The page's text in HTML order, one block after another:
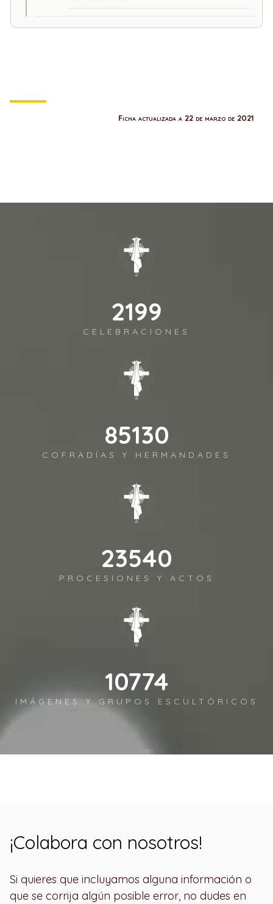
Ficha actualizada a 22 de marzo de 2021
2395
CELEBRACIONES
92697
COFRADÍAS Y HERMANDADES
25632
PROCESIONES Y ACTOS
11732
IMÁGENES Y GRUPOS ESCULTÓRICOS
¡Colabora con nosotros!
Si quieres que incluyamos alguna información o
que se corrija algún posible error, no dudes en